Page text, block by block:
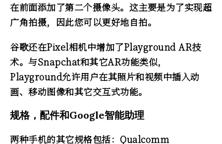
在前面添加了第二个摄像头。这主要是为了实现超
广角拍摄，因此您可以更好地自拍。
谷歌还在Pixel相机中增加了Playground AR技
术。与Snapchat和其它AR功能类似，
Playground允许用户在其照片和视频中插入动
画、移动图像和其它交互式功能。
规格，配件和Google智能助理
两种手机的其它规格包括：Qualcomm